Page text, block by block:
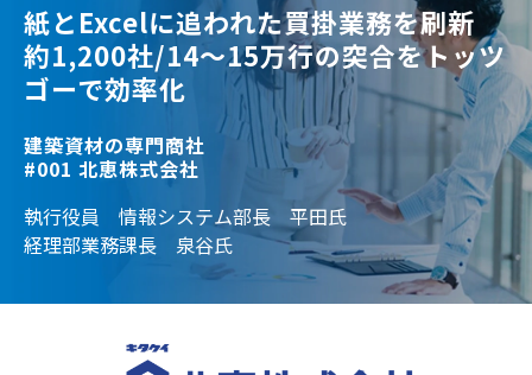
紙とExcelに追われた買掛業務を刷新
約1,200社/14～15万行の突合をトッツ
ゴーで効率化
建築資材の専門商社
#001 北恵株式会社
執行役員 情報システム部長 平田氏
経理部業務課長 泉谷氏